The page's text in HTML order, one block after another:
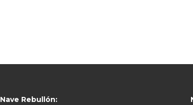
Nave Rebullón: